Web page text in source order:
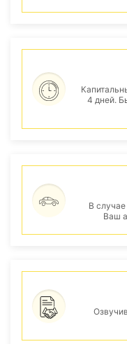
4 дней.
В
Ваш